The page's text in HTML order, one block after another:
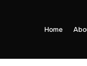
Home